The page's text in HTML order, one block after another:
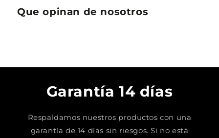
Que opinan de nosotros
Garantía 14 días
Respaldamos nuestros productos con una
garantía de 14 días sin riesgos. Si no está